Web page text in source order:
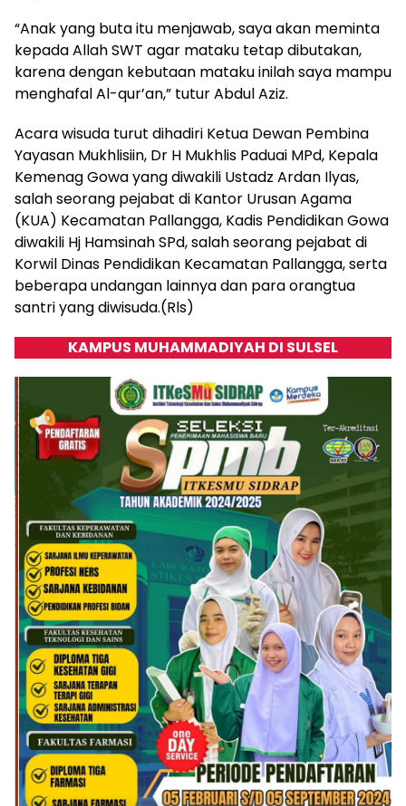
“Anak yang buta itu menjawab, saya akan meminta
kepada Allah SWT agar mataku tetap dibutakan,
karena dengan kebutaan mataku inilah saya mampu
menghafal Al-qur’an,” tutur Abdul Aziz.
Acara wisuda turut dihadiri Ketua Dewan Pembina
Yayasan Mukhlisiin, Dr H Mukhlis Paduai MPd, Kepala
Kemenag Gowa yang diwakili Ustadz Ardan Ilyas,
salah seorang pejabat di Kantor Urusan Agama
(KUA) Kecamatan Pallangga, Kadis Pendidikan Gowa
diwakili Hj Hamsinah SPd, salah seorang pejabat di
Korwil Dinas Pendidikan Kecamatan Pallangga, serta
beberapa undangan lainnya dan para orangtua
santri yang diwisuda.(Rls)
KAMPUS MUHAMMADIYAH DI SULSEL